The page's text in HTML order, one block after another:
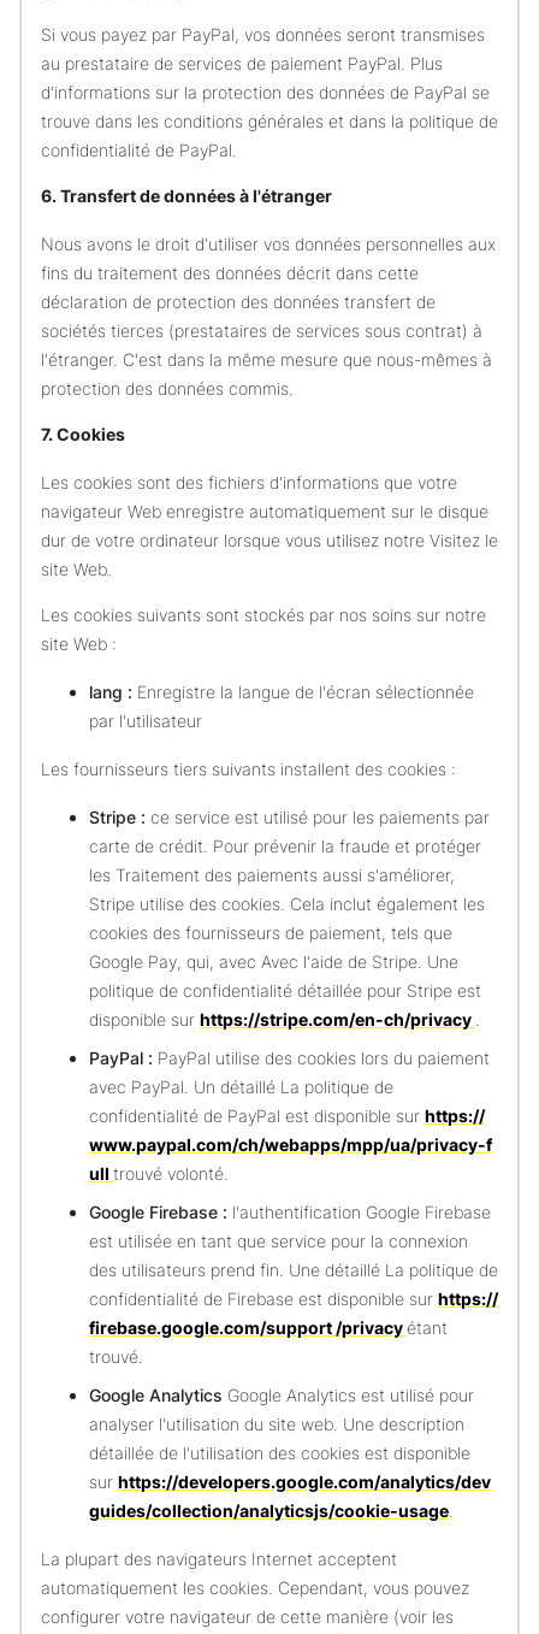
Si vous payez par PayPal, vos données seront transmises
au prestataire de services de paiement PayPal. Plus
d'informations sur la protection des données de PayPal se
trouve dans les conditions générales et dans la politique de
confidentialité de PayPal.
6. Transfert de données à l'étranger
Nous avons le droit d'utiliser vos données personnelles aux
fins du traitement des données décrit dans cette
déclaration de protection des données transfert de
sociétés tierces (prestataires de services sous contrat) à
l'étranger. C'est dans la même mesure que nous-mêmes à
protection des données commis.
7. Cookies
Les cookies sont des fichiers d'informations que votre
navigateur Web enregistre automatiquement sur le disque
dur de votre ordinateur lorsque vous utilisez notre Visitez le
site Web.
Les cookies suivants sont stockés par nos soins sur notre
site Web :
lang : Enregistre la langue de l'écran sélectionnée
par l'utilisateur
Les fournisseurs tiers suivants installent des cookies :
Stripe : ce service est utilisé pour les paiements par
carte de crédit. Pour prévenir la fraude et protéger
les Traitement des paiements aussi s'améliorer,
Stripe utilise des cookies. Cela inclut également les
cookies des fournisseurs de paiement, tels que
Google Pay, qui, avec Avec l'aide de Stripe. Une
politique de confidentialité détaillée pour Stripe est
disponible sur https://stripe.com/en-ch/privacy
PayPal : PayPal utilise des cookies lors du paiement
avec PayPal. Un détaillé La politique de
confidentialité de PayPal est disponible sur https://
www.paypal.com/ch/webapps/mpp/ua/privacy-f
ull trouvé volonté.
Google Firebase : l'authentification Google Firebase
est utilisée en tant que service pour la connexion
des utilisateurs prend fin. Une détaillé La politique de
confidentialité de Firebase est disponible sur https://
firebase.google.com/support /privacyétant
trouvé.
Google Analytics Google Analytics est utilisé pour
analyser l'utilisation du site web. Une description
détaillée de l'utilisation des cookies est disponible
sur https://developers.google.com/analytics/dev
guides/collection/analyticsjs/cookie-usage
La plupart des navigateurs Internet acceptent
automatiquement les cookies. Cependant, vous pouvez
configurer votre navigateur de cette manière (voir les